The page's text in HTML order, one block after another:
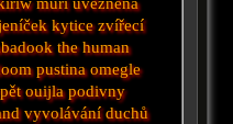
kytice zvířecí
the human
pustina omegle
ouijla podivny
vyvolávání duchů